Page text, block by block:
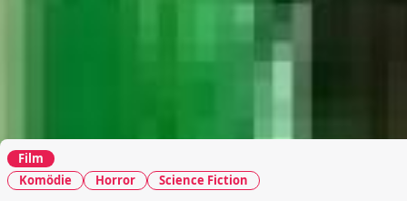
Film
Komödie
Horror Science Fiction